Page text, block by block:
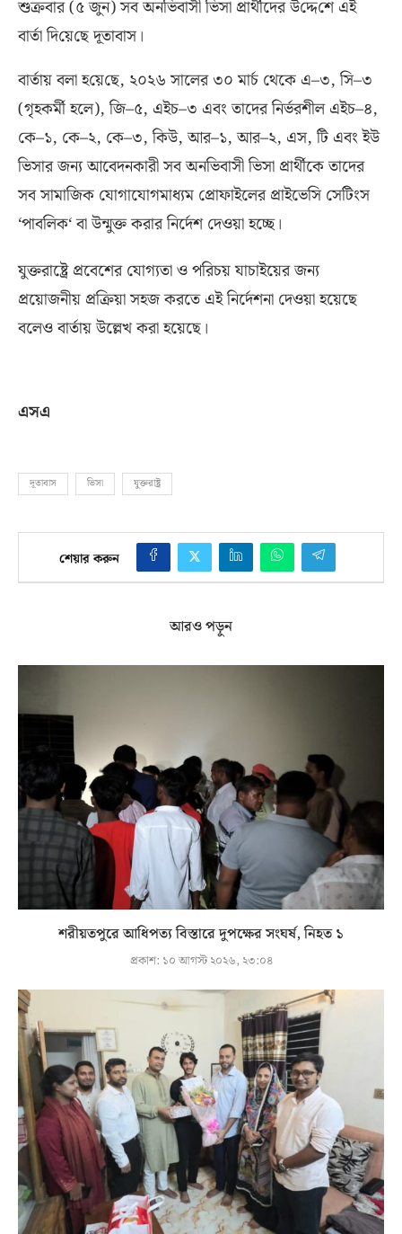
শুক্রবার(৫ জুন)সব অনভিবাসী ভিসা প্রার্থীদের উ‌দ্দে‌শে এই
বার্তা দি‌য়ে‌ছে দূতাবাস।
বার্তায় বলা হ‌য়ে‌ছে, ২০২৬ সালের ৩০ মার্চ থেকে এ–৩,সি–৩
(গৃহকর্মী হলে),জি–৫, এইচ–৩ এবং তাদের নির্ভরশীল এইচ–৪,
কে–১, কে–২, কে–৩,কিউ,আর–১,আর–২, এস,টি এবং ইউ
ভিসার জন্য আবেদনকারী সব অনভিবাসী ভিসা প্রার্থীকে তাদের
সব সামাজিক যোগাযোগমাধ্যম প্রোফাইলের প্রাইভেসি সেটিংস
‘পাবলিক‘বা উন্মুক্ত করার নির্দেশ দেওয়া হচ্ছে।
যুক্তরাষ্ট্রে প্রবেশের যোগ্যতা ও পরিচয় যাচাইয়ের জন্য
প্রয়োজনীয় প্রক্রিয়া সহজ করতে এই নির্দেশনা দেওয়া হয়েছে
বলেও বার্তায় উল্লেখ করা হয়েছে।
এসএ
দূতাবাস ভিসা যুক্তরাষ্ট্র
শেয়ার করুন
আরও পড়ুন
শরীয়তপুরে আধিপত্য বিস্তারে দুপক্ষের সংঘর্ষ, নিহত ১
প্রকাশ: ১০ আগস্ট ২০২৬, ২৩:০৪